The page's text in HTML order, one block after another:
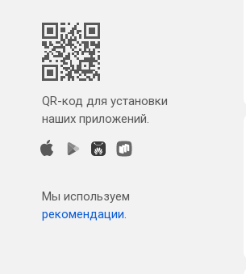
QR-код для установки
наших приложений.
Мы используем
рекомендации.